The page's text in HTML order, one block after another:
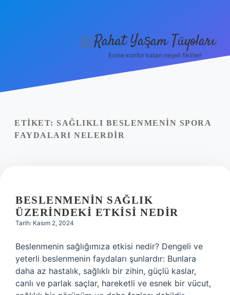
Yasal Uyarı
menüyü
Rahat Yaşam Tüyoları
Evine konfor katan neşeli fikirler!
ETIKET: SAĞLIKLI BESLENMENIN SPORA
FAYDALARI NELERDIR
BESLENMENIN SAĞLIK
ÜZERINDEKI ETKISI NEDIR
Tarih: Kasım 2, 2024
Beslenmenin sağlığımıza etkisi nedir? Dengeli ve
yeterli beslenmenin faydaları şunlardır: Bunlara
daha az hastalık, sağlıklı bir zihin, güçlü kaslar,
canlı ve parlak saçlar, hareketli ve esnek bir vücut,